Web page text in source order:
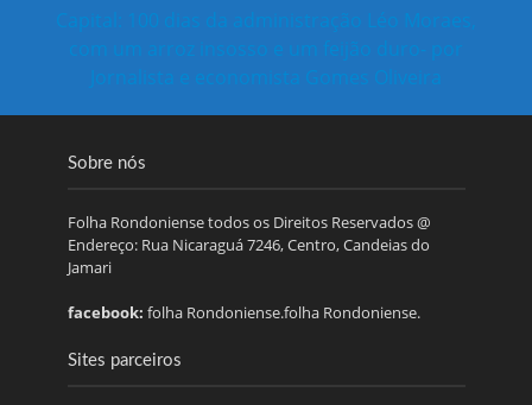
Capital: 100 dias da administração Léo Moraes,
com um arroz insosso e um feijão duro- por
Jornalista e economista Gomes Oliveira
Sobre nós
Folha Rondoniense todos os Direitos Reservados @
Endereço: Rua Nicaraguá 7246, Centro, Candeias do
Jamari
facebook: folha Rondoniense.folha Rondoniense.
Sites parceiros